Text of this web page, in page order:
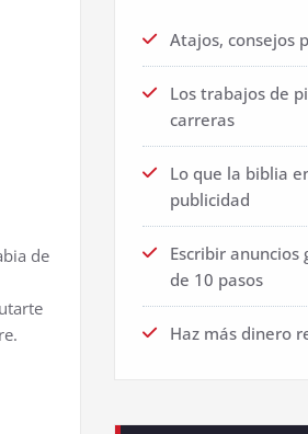
de
Atajos, consejos
Los trabajos de
carreras
Lo que la biblia
publicidad
Escribir anuncios
de 10 pasos
Haz más dinero